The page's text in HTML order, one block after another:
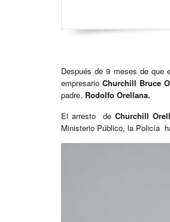
Después de 9 meses de que
empresario Churchill Bruce
padre, Rodolfo Orellana.
El arresto de Churchill
Ministerio Público, la Policía